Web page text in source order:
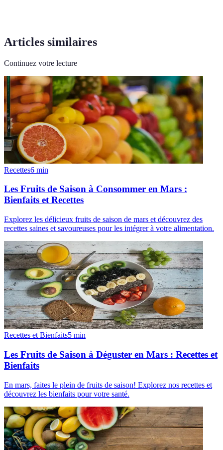
Articles similaires
Continuez votre lecture
Recettes6 min
Les Fruits de Saison à Consommer en Mars :
Bienfaits et Recettes
Explorez les délicieux fruits de saison de mars et découvrez des
recettes saines et savoureuses pour les intégrer à votre alimentation.
Recettes et Bienfaits5 min
Les Fruits de Saison à Déguster en Mars : Recettes et
Bienfaits
En mars, faites le plein de fruits de saison! Explorez nos recettes et
découvrez les bienfaits pour votre santé.